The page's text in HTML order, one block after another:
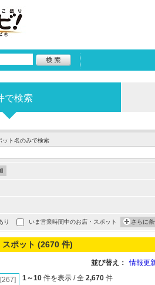
で検索
ット名のみで検索
り いま営業時間中のお店・スポット さらに
ポット (2670 件)
並び替え： 情報更
[267] 1～10 件を表示 / 全 2,670 件